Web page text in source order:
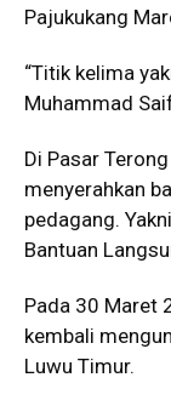
Pajukukang
“Titik kelima
Muhammad
Di Pasar
menyerahkan
pedagang.
Bantuan
Pada 30 Maret
kembali
Luwu Timur.